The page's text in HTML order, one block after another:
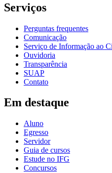
Serviços
Perguntas frequentes
Comunicação
Serviço de Informação ao
Ouvidoria
Transparência
SUAP
Contato
Em destaque
Aluno
Egresso
Servidor
Guia de cursos
Estude no IFG
Concursos